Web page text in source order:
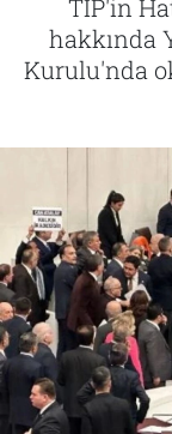
TİP'in
hakkında
Kurulu'nda
Tarih
İletişim